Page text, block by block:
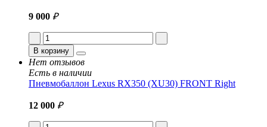
9 000 ₽
В корзину
Нет отзывов
Есть в наличии
Пневмобаллон Lexus RX350 (XU30) FRONT Right
12 000 ₽